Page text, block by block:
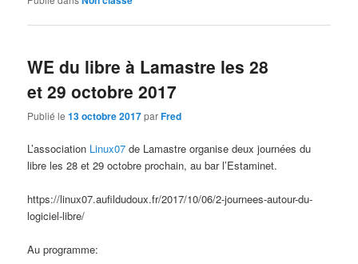
WE du libre à Lamastre les 28
et 29 octobre 2017
Publié le13 octobre 2017parFred
L’association Linux07 de Lamastre organise deux journées du
libre les 28 et 29 octobre prochain, au bar l’Estaminet.
https://linux07.aufildudoux.fr/2017/10/06/2-journees-autour-du-
logiciel-libre/
Au programme: